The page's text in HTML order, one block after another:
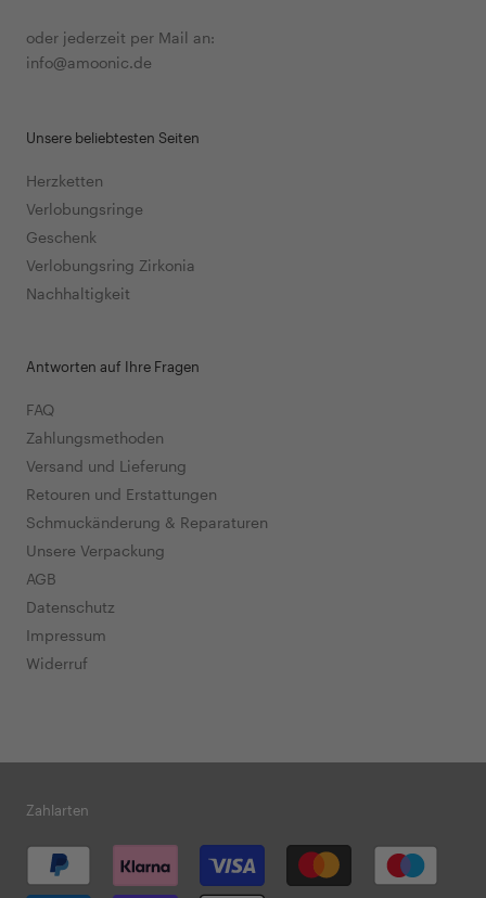
oder jederzeit per Mail an:
info@amoonic.de
Unsere beliebtesten Seiten
Herzketten
Verlobungsringe
Geschenk
Verlobungsring Zirkonia
Nachhaltigkeit
Antworten auf Ihre Fragen
FAQ
Zahlungsmethoden
Versand und Lieferung
Retouren und Erstattungen
Schmuckänderung & Reparaturen
Unsere Verpackung
AGB
Datenschutz
Impressum
Widerruf
Zahlarten